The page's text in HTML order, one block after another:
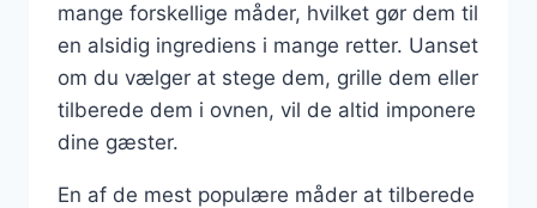
mange forskellige måder, hvilket gør dem til
en alsidig ingrediens i mange retter. Uanset
om du vælger at stege dem, grille dem eller
tilberede dem i ovnen, vil de altid imponere
dine gæster.
En af de mest populære måder at tilberede